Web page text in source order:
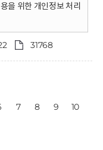
을 위한 개인정보 처리
31768
7 8 9 10